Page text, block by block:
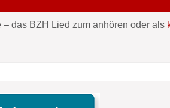
– das BZH Lied zum anhören oder als